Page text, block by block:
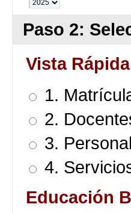
Paso 2:
Vista
1.
2.
3.
4.
Educación